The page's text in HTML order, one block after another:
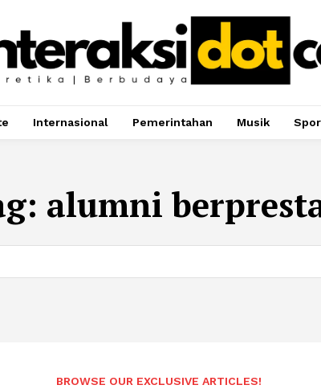
Internasional Pemerintahan Musik
alumni
BROWSE OUR EXCLUSIVE ARTICLES!